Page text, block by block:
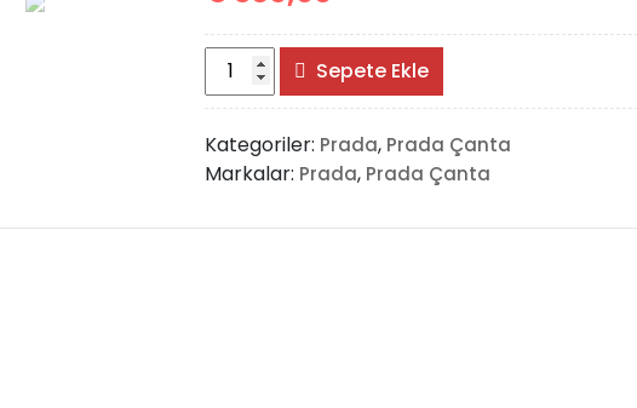
Prada
Shoulder
Tote
Bag
adet
Sepete Ekle
Kategoriler: Prada, Prada Çanta
Markalar: Prada, Prada Çanta